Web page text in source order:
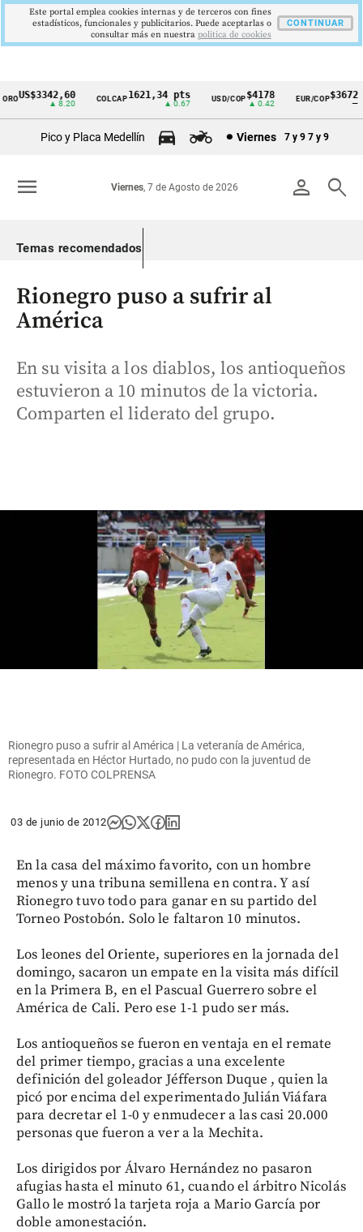
Cintillo
Colombia
US$3342,60
▲ 8.20
COLCAP1621,34 pts
▲ 0.67
USD/COP$4178
▲ 0.42
EUR/COP$3672
Pico y Placa Medellín Viernes 7 y 9 7 y 9
person search
Viernes, 7 de Agosto de 2026
menu
Temas recomendados
Rionegro puso a sufrir al
América
En su visita a los diablos, los antioqueños
estuvieron a 10 minutos de la victoria.
Comparten el liderato del grupo.
Rionegro puso a sufrir al América | La veteranía de América,
representada en Héctor Hurtado, no pudo con la juventud de
Rionegro. FOTO COLPRENSA
03 de junio de 2012
En la casa del máximo favorito, con un hombre
menos y una tribuna semillena en contra. Y así
Rionegro tuvo todo para ganar en su partido del
Torneo Postobón. Solo le faltaron 10 minutos.
Los leones del Oriente, superiores en la jornada del
domingo, sacaron un empate en la visita más difícil
en la Primera B, en el Pascual Guerrero sobre el
América de Cali. Pero ese 1-1 pudo ser más.
Los antioqueños se fueron en ventaja en el remate
del primer tiempo, gracias a una excelente
definición del goleador Jéfferson Duque , quien la
picó por encima del experimentado Julián Viáfara
para decretar el 1-0 y enmudecer a las casi 20.000
personas que fueron a ver a la Mechita.
Los dirigidos por Álvaro Hernández no pasaron
afugias hasta el minuto 61, cuando el árbitro Nicolás
Gallo le mostró la tarjeta roja a Mario García por
doble amonestación.
Este portal emplea cookies internas y de terceros con fines
estadísticos, funcionales y publicitarios. Puede aceptarlas o
consultar más en nuestra politica de cookies
CONTINUAR